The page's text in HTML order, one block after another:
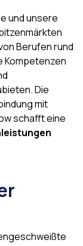
und unsere
Berufen rund
Kompetenzen
Die
mit
schafft eine